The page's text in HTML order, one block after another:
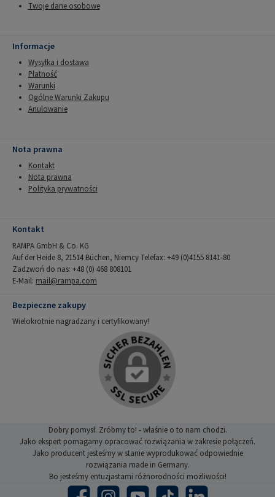
Twoje dane osobowe
Informacje
Wysyłka i dostawa
Płatność
Warunki
Ogólne Warunki Zakupu
Anulowanie
Nota prawna
Kontakt
Nota prawna
Polityka prywatności
Kontakt
RAMPA GmbH & Co. KG
Auf der Heide 8, 21514 Büchen, Niemcy Telefax: +49 (0)4155 8141-80
Zadzwoń do nas: +48 (0) 468 808101
E-Mail: mail@rampa.com
Bezpieczne zakupy
Wielokrotnie nagradzany i certyfikowany!
Dobry pomysł. Zróbmy to! - właśnie o to nam chodzi.
Jako ekspert pomagamy opracować rozwiązania w zakresie połączeń.
Jako producent jesteśmy w stanie wyprodukować odpowiednie
rozwiązania made in Germany.
Bo jesteśmy entuzjastami różnorodności możliwości!